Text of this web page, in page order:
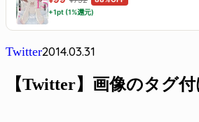
+1pt (1%還元)
Twitter2014.03.31
【Twitter】画像のタグ